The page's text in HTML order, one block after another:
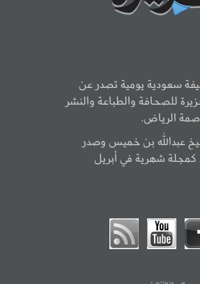
سعودية يومية تصدر عن
للصحافة والطباعة والنشر
الرياض.
عبدالله بن خميس وصدر
كمجلة شهرية في أبريل